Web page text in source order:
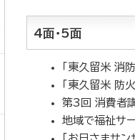
4面・5面
「東久留米 消
「東久留米 防
第3回 消費者
地域で福祉サ